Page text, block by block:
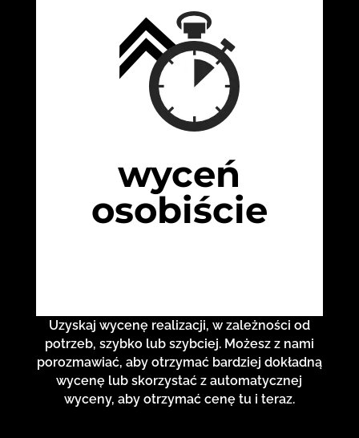
wyceń
osobiście
Uzyskaj wycenę realizacji, w zależności od
potrzeb, szybko lub szybciej. Możesz z nami
porozmawiać, aby otrzymać bardziej dokładną
wycenę lub skorzystać z automatycznej
wyceny, aby otrzymać cenę tu i teraz.